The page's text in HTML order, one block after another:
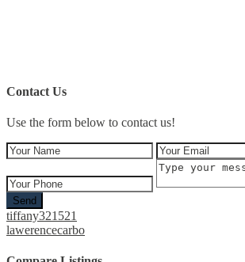
Contact Us
Use the form below to contact us!
Send
tiffany321521
lawerencecarbo